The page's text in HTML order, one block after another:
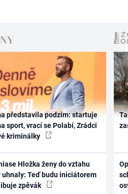
představila podzim: startuje
sport, vrací se Polabí, Zrádci
kriminálky
Hložka ženy do vztahu
uhnaly: Teď budu iniciátorem
zpěvák